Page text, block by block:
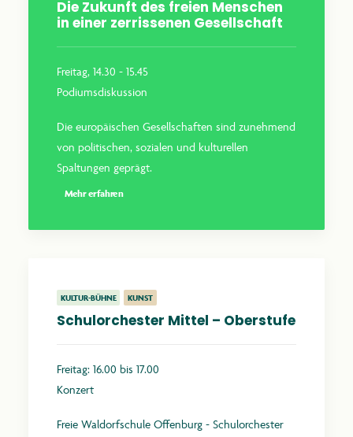
Die Zukunft des freien Menschen
in einer zerrissenen Gesellschaft
Freitag, 14.30 - 15.45
Podiumsdiskussion
Die europäischen Gesellschaften sind zunehmend
von politischen, sozialen und kulturellen
Spaltungen geprägt.
Mehr erfahren
KULTUR-BÜHNE KUNST
Schulorchester Mittel – Oberstufe
Freitag: 16.00 bis 17.00
Konzert
Freie Waldorfschule Offenburg - Schulorchester